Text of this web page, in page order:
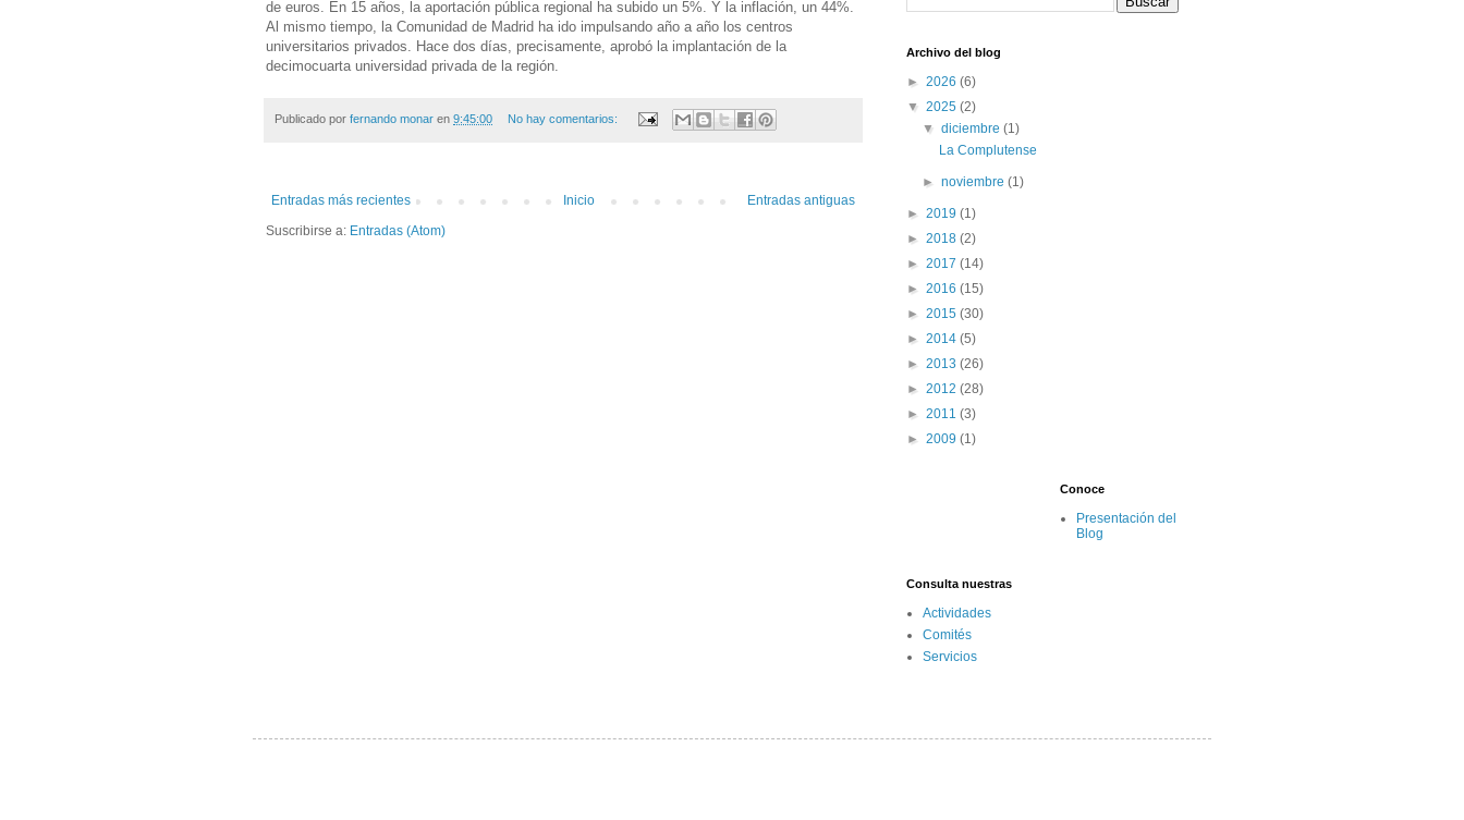
de euros. En 15 años, la aportación pública regional ha subido un 5%. Y la inflación, un 44%.
Al mismo tiempo, la Comunidad de Madrid ha ido impulsando año a año los centros
universitarios privados. Hace dos días, precisamente, aprobó la implantación de la
decimocuarta universidad privada de la región.
Publicado por fernando monar en 9:45:00 No hay comentarios:
Entradas más recientes Entradas antiguas
Inicio
Suscribirse a: Entradas (Atom)
Archivo del blog
► 2026 (6)
▼ 2025 (2)
▼diciembre(1)
La Complutense
►noviembre(1)
► 2019 (1)
► 2018 (2)
► 2017 (14)
► 2016 (15)
► 2015 (30)
► 2014 (5)
► 2013 (26)
► 2012 (28)
► 2011 (3)
► 2009 (1)
Conoce
Presentación del
Blog
Consulta nuestras
Actividades
Comités
Servicios